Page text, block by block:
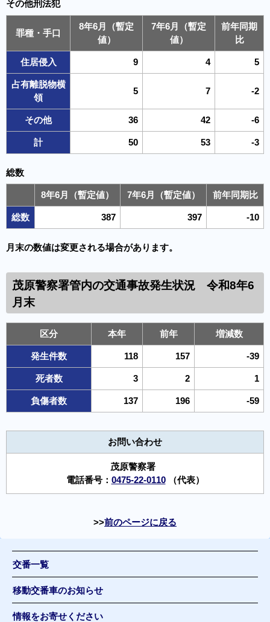
その他刑法犯
罪種・手口
8年6月（暫定
値）
7年6月（暫定
値）
前年同期
比
住居侵入 9 4 5
占有離脱物横
領
5 7 -2
その他 36 42 -6
計 50 53 -3
総数
8年6月（暫定値） 7年6月（暫定値） 前年同期比
総数 387 397 -10
月末の数値は変更される場合があります。
茂原警察署管内の 交通事故発生状況 令和8年6
月末
区分 本年 前年 増減数
発生件数 118 157 -39
死者数 3 2 1
負傷者数 137 196 -59
お問い合わせ
茂原警察署
電話番号： 0475-22-0110（代表）
前のページに戻る
交番一覧
移動交番車のお知らせ
情報をお寄せください